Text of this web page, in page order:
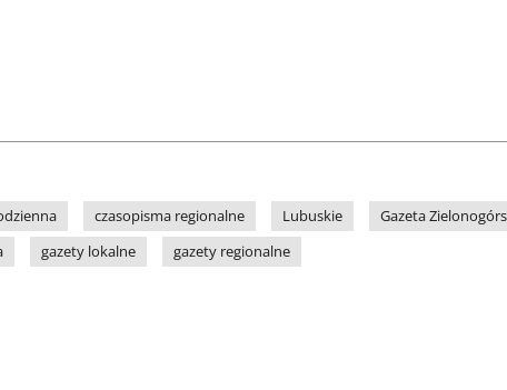
czasopisma regionalne Lubuskie
Gazeta
gazety lokalne gazety regionalne